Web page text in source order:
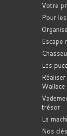
Votre
Pour
Escape
Les
Wallace
trésor
La
Nos clés